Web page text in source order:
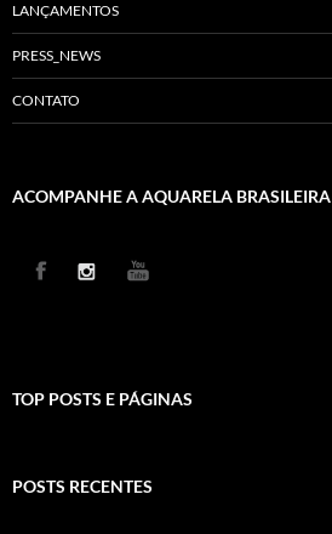
LANÇAMENTOS
PRESS_NEWS
CONTATO
ACOMPANHE A AQUARELA BRASILEIRA
TOP POSTS E PÁGINAS
POSTS RECENTES